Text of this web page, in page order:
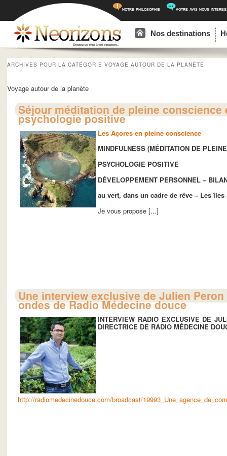
notre philosophie votre avis nous
Aller au contenu principal
Aller au contenu secondaire
Nos destinations
ARCHIVES POUR LA CATÉGORIE VOYAGE AUTOUR DE LA PLANÈTE
Voyage autour de la planète
Séjour méditation de pleine conscience
psychologie positive
Les Açores en pleine conscience
MINDFULNESS (MÉDITATION DE
PSYCHOLOGIE POSITIVE
DÉVELOPPEMENT PERSONNEL –
au vert, dans un cadre de rêve – Les îles
Je vous propose [...]
Une interview exclusive de Julien
ondes de Radio Médecine douce
INTERVIEW RADIO EXCLUSIVE DE
DIRECTRICE DE RADIO MÉDECINE
http://radiomedecinedouce.com/broadcast/